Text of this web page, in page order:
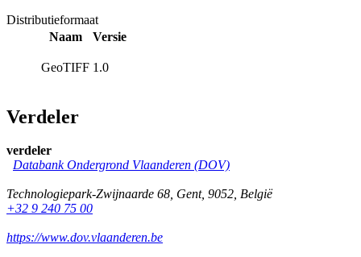
Distributieformaat
Naam
Versie
GeoTIFF 1.0
Verdeler
verdeler
Databank Ondergrond Vlaanderen (DOV)
Technologiepark-Zwijnaarde 68, Gent, 9052, België
+32 9 240 75 00
https://www.dov.vlaanderen.be